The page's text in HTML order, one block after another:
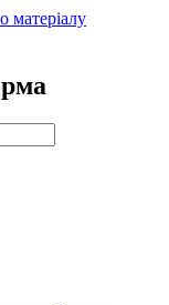
матеріалу